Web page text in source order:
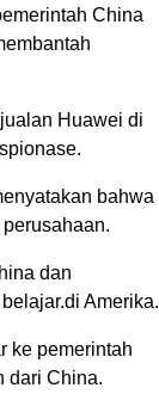
China
Huawei di
bahwa
dan
Amerika.
ke pemerintah
dari China.